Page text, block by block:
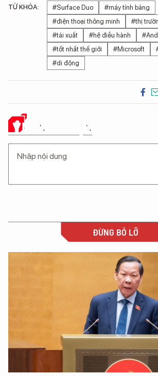
TỪ KHÓA: #Surface Duo
#máy tính bảng
#điện thoại thông minh
#thị
#tái xuất
#hệ điều hành
#tốt nhất thế giới
#Microsoft
#di động
Ý KIẾN CỦA BẠN
ĐỪNG BỎ LỠ